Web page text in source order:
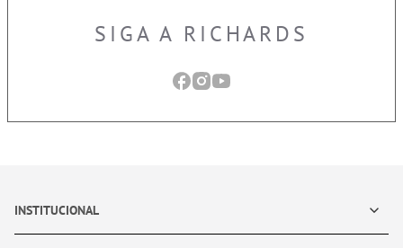
SIGA A RICHARDS
INSTITUCIONAL